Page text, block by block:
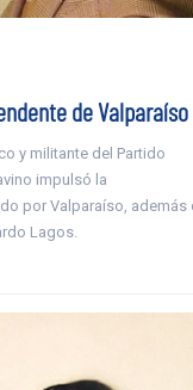
de Valparaíso
y militante del Partido
impulsó la
por Valparaíso, además
Lagos.